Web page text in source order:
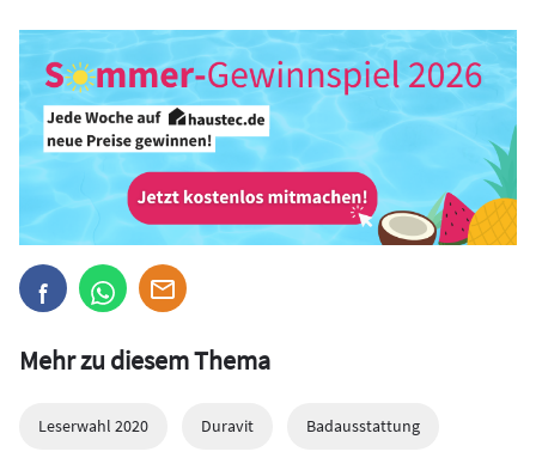
Mehr zu diesem Thema
Leserwahl 2020 Duravit Badausstattung